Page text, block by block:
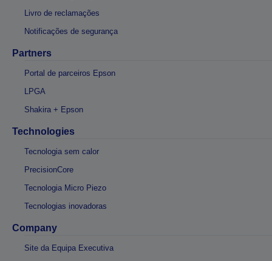
Livro de reclamações
Notificações de segurança
Partners
Portal de parceiros Epson
LPGA
Shakira + Epson
Technologies
Tecnologia sem calor
PrecisionCore
Tecnologia Micro Piezo
Tecnologias inovadoras
Company
Site da Equipa Executiva